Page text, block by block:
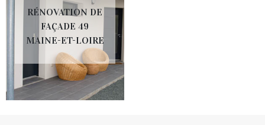
RÉNOVATION DE
FAÇADE 49
MAINE-ET-LOIRE